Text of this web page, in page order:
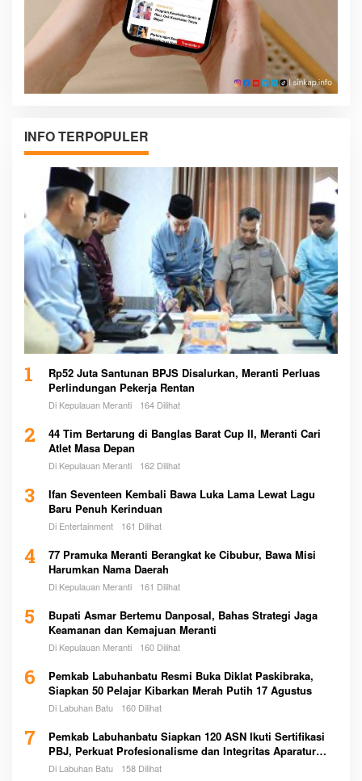
INFO TERPOPULER
1
Rp52 Juta Santunan BPJS Disalurkan, Meranti Perluas
Perlindungan Pekerja Rentan
Di Kepulauan Meranti 164 Dilihat
2
44 Tim Bertarung di Banglas Barat Cup II, Meranti Cari
Atlet Masa Depan
Di Kepulauan Meranti 162 Dilihat
3
Ifan Seventeen Kembali Bawa Luka Lama Lewat Lagu
Baru Penuh Kerinduan
Di Entertainment 161 Dilihat
4
77 Pramuka Meranti Berangkat ke Cibubur, Bawa Misi
Harumkan Nama Daerah
Di Kepulauan Meranti 161 Dilihat
5
Bupati Asmar Bertemu Danposal, Bahas Strategi Jaga
Keamanan dan Kemajuan Meranti
Di Kepulauan Meranti 160 Dilihat
6
Pemkab Labuhanbatu Resmi Buka Diklat Paskibraka,
Siapkan 50 Pelajar Kibarkan Merah Putih 17 Agustus
Di Labuhan Batu 160 Dilihat
7
Pemkab Labuhanbatu Siapkan 120 ASN Ikuti Sertifikasi
PBJ, Perkuat Profesionalisme dan Integritas Aparatur
Pemerintah
Di Labuhan Batu 158 Dilihat